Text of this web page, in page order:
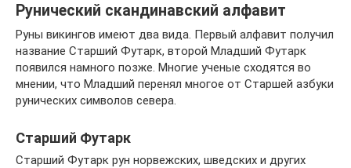
Рунический скандинавский алфавит
Руны викингов имеют два вида. Первый алфавит получил
название Старший Футарк, второй Младший Футарк
появился намного позже. Многие ученые сходятся во
мнении, что Младший перенял многое от Старшей азбуки
рунических символов севера.
Старший Футарк
Старший Футарк рун норвежских, шведских и других